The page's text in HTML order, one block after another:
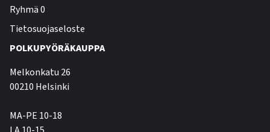
Ryhmä 0
Tietosuojaseloste
POLKUPYÖRÄKAUPPA
Melkonkatu 26
00210 Helsinki
MA-PE 10-18